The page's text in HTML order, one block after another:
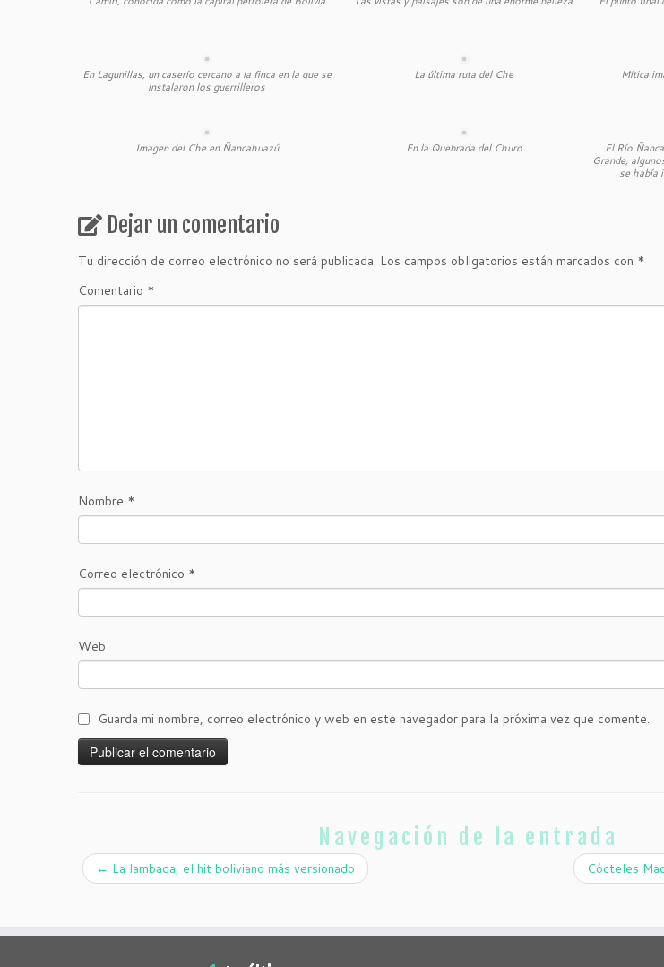
En Lagunillas, un caserío cercano a la finca en la que se
instalaron los guerrilleros
La última ruta del Che Mítica
Imagen del Che en Ñancahuazú En la Quebrada del Churo
El Río
Grande,
se había
Dejar un comentario
Tu dirección de correo electrónico no será publicada. Los campos obligatorios están marcados con *
Comentario *
Nombre *
Correo electrónico *
Web
Guarda mi nombre, correo electrónico y web en este navegador para la próxima vez que comente.
Navegación de la entrada
← La lambada, el hit boliviano más versionado Cócteles